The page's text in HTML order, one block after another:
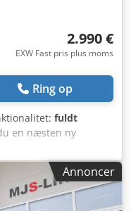
2.990 €
EXW Fast pris plus moms
Ring op
fuldt
en næsten ny
2.0".
med følgende
De passende
på lager – kontakt os
Dette tilbud
Annoncer